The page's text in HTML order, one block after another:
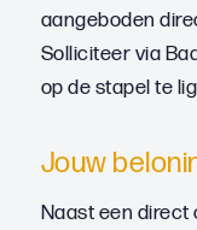
aangeboden
Solliciteer via
op de stapel te
Jouw
Naast een